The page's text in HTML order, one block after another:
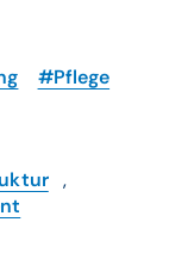
#Pflege
,